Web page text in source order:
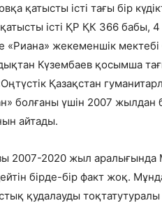
қатысты істі тағы бір
істі ҚР ҚК 366 бабы,
«Риана» жекеменшік
Күзембаев қосымша
Қазақстан
болғаны үшін 2007 жылдан
айтады.
2007-2020 жыл аралығында
бірде-бір факт жоқ.
қудалауды тоқтатутуралы